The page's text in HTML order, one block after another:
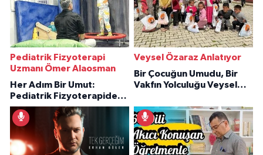
Pediatrik Fizyoterapi
Uzmanı Ömer Alaosman
Her Adım Bir Umut:
Pediatrik Fizyoterapiden
İlham Veren Hikâyeler
Veysel Özaraz Anlatıyor
Bir Çocuğun Umudu, Bir
Vakfın Yolculuğu Veysel